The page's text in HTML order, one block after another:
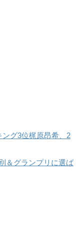
グ3位梶原昂希、2
＆グランプリに選ば